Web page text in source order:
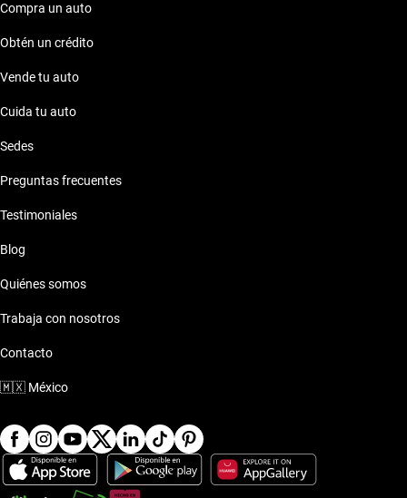
Compra un auto
Obtén un crédito
Vende tu auto
Cuida tu auto
Sedes
Preguntas frecuentes
Testimoniales
Blog
Quiénes somos
Trabaja con nosotros
Contacto
🇲🇽 México